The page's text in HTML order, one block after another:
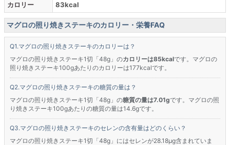
カロリー
83kcal
マグロの照り焼きステーキのカロリー・栄養FAQ
マグロの照り焼きステーキのカロリーは？
マグロの照り焼きステーキ1切「48g」のカロリーは85kcalです。マグロの
照り焼きステーキ100gあたりのカロリーは177kcalです。
マグロの照り焼きステーキの糖質の量は？
マグロの照り焼きステーキ1切「48g」の糖質の量は7.01gです。マグロの照
り焼きステーキ100gあたりの糖質の量は14.6gです。
マグロの照り焼きステーキのセレンの含有量はどのくらい？
マグロの照り焼きステーキ1切「48g」にはセレンが28.18μg含まれていま